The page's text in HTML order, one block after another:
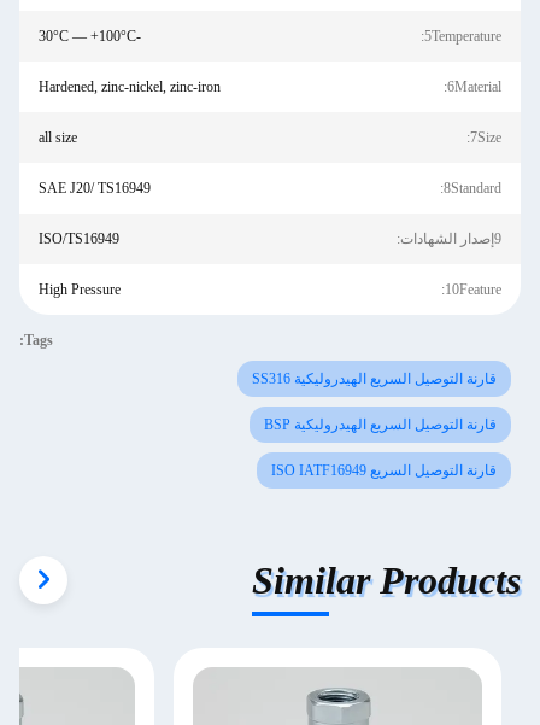
5Temperature:
-30°C — +100°C
6Material:
Hardened, zinc-nickel, zinc-iron
7Size:
all size
8Standard:
SAE J20/ TS16949
9إصدار الشهادات: ISO/TS16949
10Feature:
High Pressure
Tags:
قارنة التوصيل السريع الهيدروليكية SS316
قارنة التوصيل السريع الهيدروليكية BSP
قارنة التوصيل السريع ISO IATF16949
Similar Products